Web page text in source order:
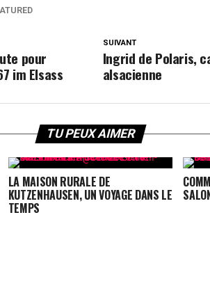
SUIVANT
Ingrid de Polaris,
alsacienne
pour
im Elsass
TU PEUX AIMER
LA MAISON RURALE DE
KUTZENHAUSEN, UN VOYAGE DANS LE
TEMPS